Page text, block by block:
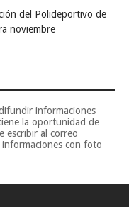
del Polideportivo de
noviembre
informaciones
la oportunidad de
escribir al correo
informaciones con foto